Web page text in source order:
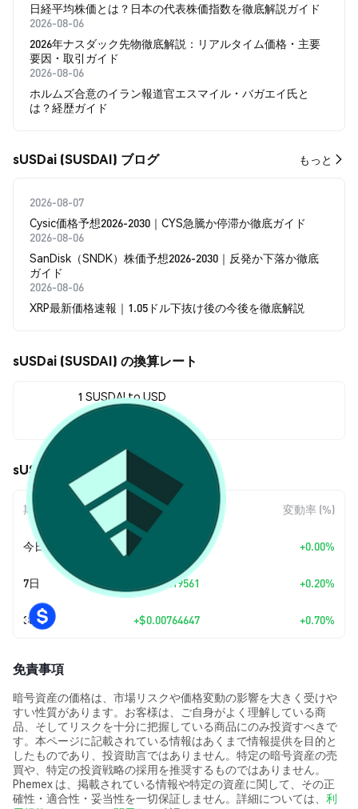
日経平均株価とは？日本の代表株価指数を徹底解説ガイド
2026-08-06
2026年ナスダック先物徹底解説：リアルタイム価格・主要
要因・取引ガイド
2026-08-06
ホルムズ合意のイラン報道官エスマイル・バガエイ氏と
は？経歴ガイド
sUSDai (SUSDAI) ブログ もっと
2026-08-07
Cysic価格予想2026-2030｜CYS急騰か停滞か徹底ガイド
2026-08-06
SanDisk（SNDK）株価予想2026-2030｜反発か下落か徹底
ガイド
2026-08-06
XRP最新価格速報｜1.05ドル下抜け後の今後を徹底解説
sUSDai (SUSDAI) の換算レート
1 SUSDAI to USD
sUSDai (SUSDAI) の価格変動
期間 金額変動 変動率 (%)
今日 +$0.00 +0.00%
7日 $0.00219561 +0.20%
30日 +$0.00764647 +0.70%
免責事項
暗号資産の価格は、市場リスクや価格変動の影響を大きく受けや
すい性質があります。お客様は、ご自身がよく理解している商
品、そしてリスクを十分に把握している商品にのみ投資すべきで
す。本ページに記載されている情報はあくまで情報提供を目的と
したものであり、投資助言ではありません。特定の暗号資産の売
買や、特定の投資戦略の採用を推奨するものではありません。
Phemex は、掲載されている情報や特定の資産に関して、その正
確性・適合性・妥当性を一切保証しません。詳細については、 利